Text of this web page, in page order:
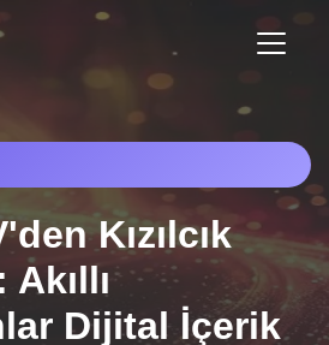
Kızılcık
Dijital İçerik